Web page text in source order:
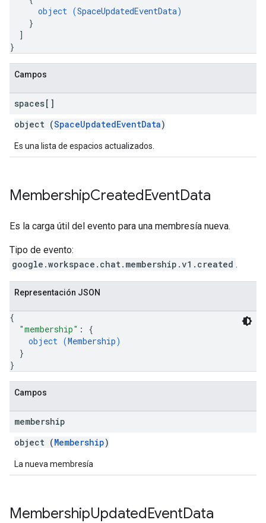
object (SpaceUpdatedEventData)
}
]
}
Campos
spaces[]
object (SpaceUpdatedEventData)
Es una lista de espacios actualizados.
MembershipCreatedEventData
Es la carga útil del evento para una membresía nueva.
Tipo de evento:
google.workspace.chat.membership.v1.created .
Representación JSON
{
"membership" : {
object (Membership)
}
}
Campos
membership
object (Membership)
La nueva membresía
MembershipUpdatedEventData